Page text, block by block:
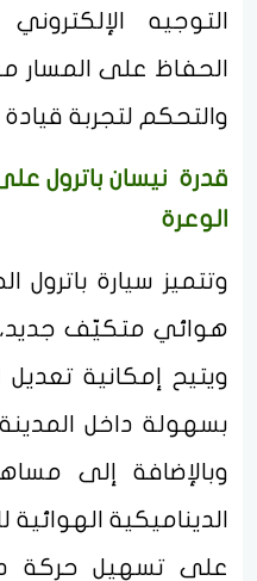
التوجيه
الحفاظ على المسار
والتحكم لتجربة قيادة
قدرة نيسان باترول
الوعرة
وتتميز سيارة باترول
هوائي متكيّف
ويتيح إمكانية تعديل
بسهولة داخل
وبالإضافة إلى
الديناميكية الهوائية
على تسهيل حركة